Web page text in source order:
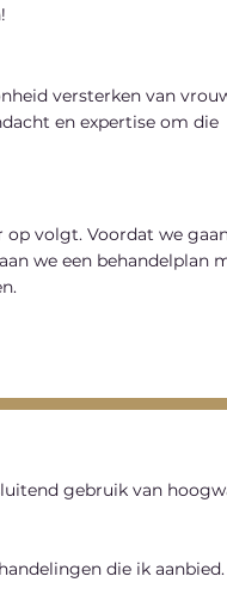
versterken van
en expertise om die
op volgt. Voordat we
we een behandelplan
gebruik van
die ik